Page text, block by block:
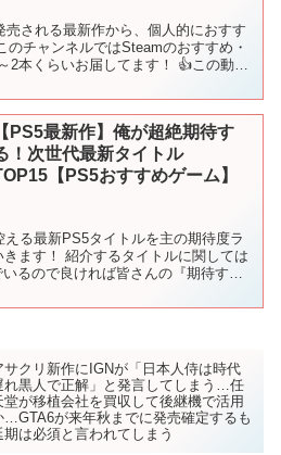
される最新作から、個人的におすす
チャンネルではSteamのおすすめ・
2本くらいお届してます！ 👍この動画
【PS5最新作】俺が超絶期待す
！次世代最新タイトル
【PS5おすすめゲーム】
る最新PS5タイトルを主の期待度ラ
ます！ 紹介するタイトルに関しては
るので良ければ皆さんの『期待する
サクリ新作にIGNが「日本人侍は時代
れ黒人で正解」と発言してしまう…任
堂が移植会社を買収して後継機で活用
…GTA6が来年秋までに発売確定するも
期は必須と言われてしまう